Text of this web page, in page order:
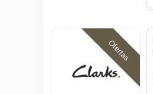
Ofertas